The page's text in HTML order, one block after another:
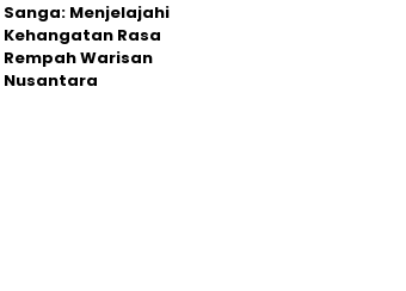
Sanga: Menjelajahi
Kehangatan Rasa
Rempah Warisan
Nusantara